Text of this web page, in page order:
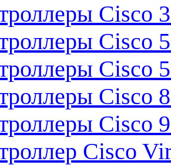
Cisco
Cisco
Cisco
Cisco
Cisco
Cisco